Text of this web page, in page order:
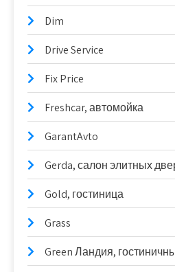
Dim
Drive Service
Fix Price
Freshcar, автомойка
GarantAvto
Gerda, салон элитных
Gold, гостиница
Grass
Green Ландия,